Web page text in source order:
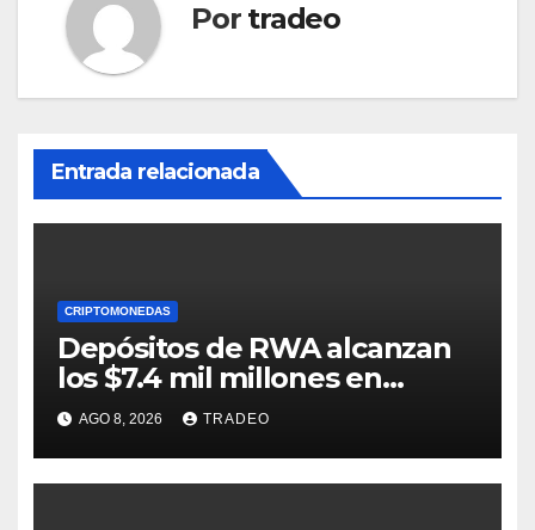
Por tradeo
Entrada relacionada
CRIPTOMONEDAS
Depósitos de RWA alcanzan
los $7.4 mil millones en
medio de la caída de DeFi
AGO 8, 2026 TRADEO